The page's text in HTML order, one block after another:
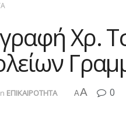
Χρ.
ΕΠΙΚΑΙΡΟΤΗΤΑ AA 0